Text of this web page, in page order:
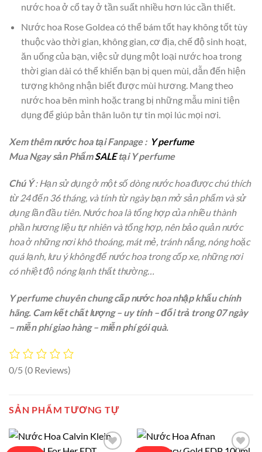
nước hoa ở cổ tay ở tần suất nhiều hơn lúc cần thiết.
Nước hoa Rose Goldea có thể bám tốt hay không tốt tùy
thuộc vào thời gian, không gian, cơ địa, chế độ sinh hoạt,
ăn uống của bạn, việc sử dụng một loại nước hoa trong
thời gian dài có thể khiến bạn bị quen mùi, dẫn đến hiện
tượng không nhận biết được mùi hương. Mang theo
nước hoa bên mình hoặc trang bị những mẫu mini tiện
dụng để giúp bản thân luôn tự tin mọi lúc mọi nơi.
Xem thêm nước hoa tại Fanpage : Y perfume
Mua Ngay sản PhẩmSALEtại Y perfume
Chú Ý: Hạn sử dụng ở một số dòng nước hoa được chú thích
từ 24 đến 36 tháng, và tính từ ngày bạn mở sản phẩm và sử
dụng lần đầu tiên. Nước hoa là tổng hợp của nhiều thành
phần hương liệu tự nhiên và tổng hợp, nên bảo quản nước
hoa ở những nơi khô thoáng, mát mẻ, tránh nắng, nóng hoặc
quá lạnh, lưu ý không để nước hoa trong cốp xe, những nơi
có nhiệt độ nóng lạnh thất thường…
Y perfume chuyên chung cấp nước hoa nhập khẩu chính
hãng. Cam kết chất lượng – uy tính – đổi trả trong 07 ngày
– miễn phí giao hàng – miễn phí gói quà.
0/5 (0 Reviews)
SẢN PHẨM TƯƠNG TỰ